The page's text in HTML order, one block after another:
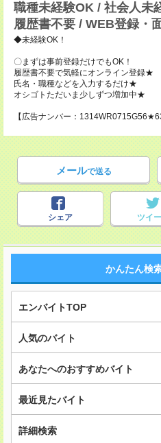
職種未経験OK / 社会人未
履歴書不要 / WEB登録・
◆未経験OK！
〇まずは事前登録だけでもOK！
履歴書不要で気軽にオンライン登録★
氏名・職種などを入力するだけ★
オシゴトただいま少しずつ増加中★
【広告ナンバー：
メールで送る
シェア ツイ
かんたん検
エンバイトTOP
人気のバイト
あなたへのおすすめバイト
最近見たバイト
詳細検索